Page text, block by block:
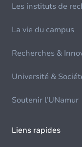
Les instituts de
La vie du campus
Recherches &
Université &
Soutenir l'UNamur
Liens rapides